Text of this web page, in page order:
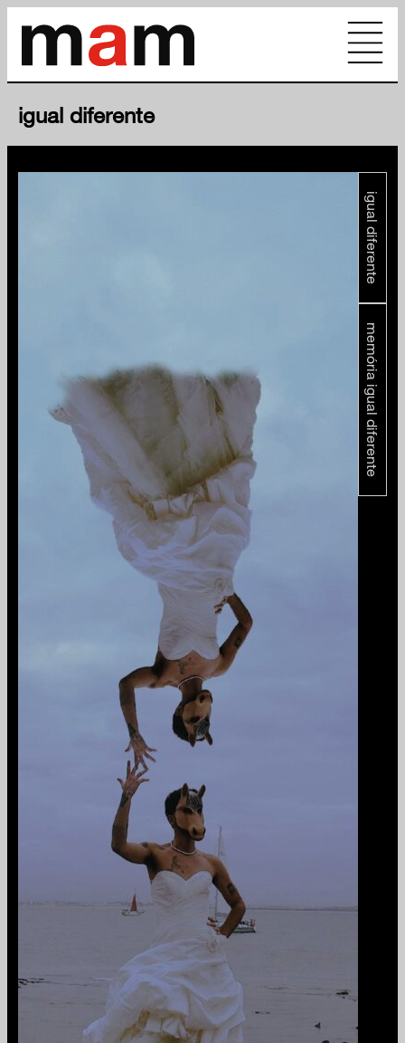
igual diferente
igual diferente
memória igual diferente